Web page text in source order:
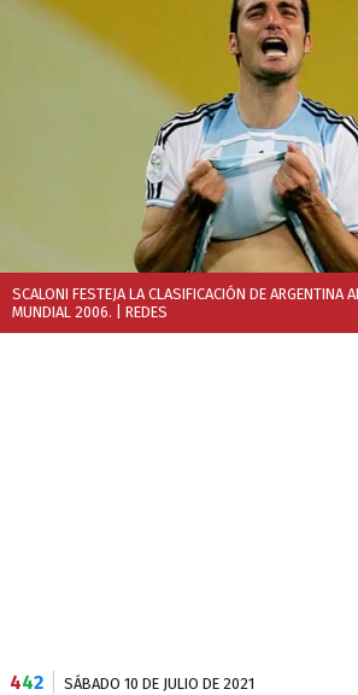
SCALONI FESTEJA LA CLASIFICACIÓN DE ARGENTINA
MUNDIAL 2006. | REDES
442 SÁBADO 10 DE JULIO DE 2021